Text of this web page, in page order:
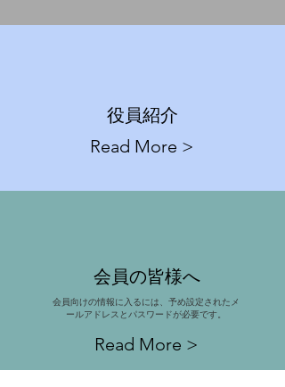
​役員紹介
Read More >
​会員の皆様へ
会員向けの情報に入るには、予め設定されたメ
ールアドレスとパスワードが必要です。
Read More >